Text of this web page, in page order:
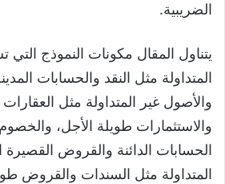
الضريبية.
يتناول المقال مكونات النموذج
المتداولة مثل النقد والحسابات
والأصول غير المتداولة مثل
والاستثمارات طويلة الأجل،
الحسابات الدائنة والقروض القصيرة
المتداولة مثل السندات والقروض